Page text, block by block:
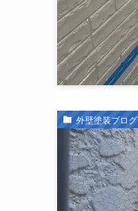
外壁塗装ブログ